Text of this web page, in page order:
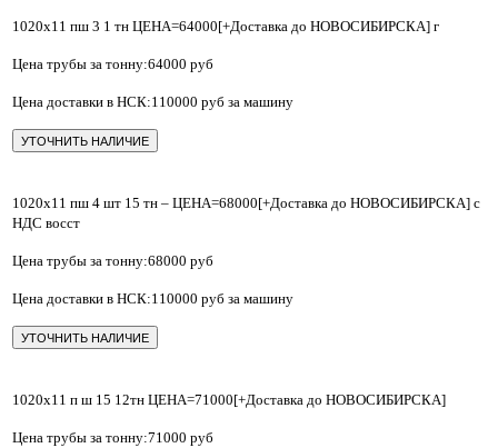
1020х11 пш 3 1 тн ЦЕНА=64000[+Доставка до НОВОСИБИРСКА] г
Цена трубы за тонну:64000 руб
Цена доставки в НСК:110000 руб за машину
УТОЧНИТЬ НАЛИЧИЕ
1020х11 пш 4 шт 15 тн – ЦЕНА=68000[+Доставка до НОВОСИБИРСКА] с
НДС восст
Цена трубы за тонну:68000 руб
Цена доставки в НСК:110000 руб за машину
УТОЧНИТЬ НАЛИЧИЕ
1020х11 п ш 15 12тн ЦЕНА=71000[+Доставка до НОВОСИБИРСКА]
Цена трубы за тонну:71000 руб